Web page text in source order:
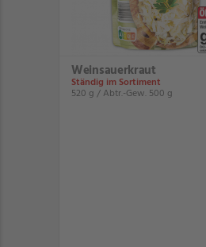
Weinsauerkraut
Ständig im Sortiment
520 g / Abtr.-Gew. 500 g